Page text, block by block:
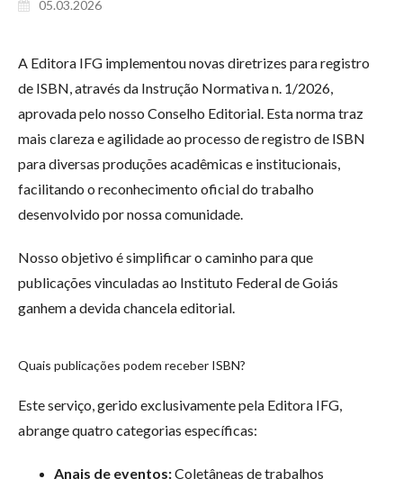
05.03.2026
A Editora IFG implementou novas diretrizes para registro
de ISBN, através da Instrução Normativa n. 1/2026,
aprovada pelo nosso Conselho Editorial. Esta norma traz
mais clareza e agilidade ao processo de registro de ISBN
para diversas produções acadêmicas e institucionais,
facilitando o reconhecimento oficial do trabalho
desenvolvido por nossa comunidade.
Nosso objetivo é simplificar o caminho para que
publicações vinculadas ao Instituto Federal de Goiás
ganhem a devida chancela editorial.
Quais publicações podem receber ISBN?
Este serviço, gerido exclusivamente pela Editora IFG,
abrange quatro categorias específicas:
Anais de eventos:Coletâneas de trabalhos